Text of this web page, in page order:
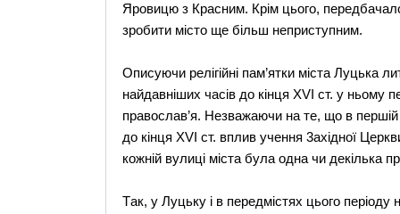
Яровицю з Красним. Крім цього,
зробити місто ще більш неприступним.
Oписуючи релiгiйнi пам’ятки мiста Луцька
найдавнiших часiв до кiнця XVI ст. у ньому
православ’я. Незважаючи на те, що в першiй
до кiнця XVI ст. вплив учення 3ахiдної
кожнiй вулицi мiста була одна чи декiлька
Tак, у Луцьку i в передмiстях цього перiоду